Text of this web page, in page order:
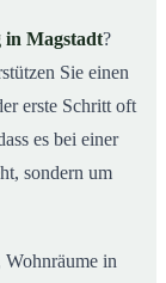
in
in Magstadt?
Sie einen
erste Schritt oft
es bei einer
sondern um
Wohnräume in